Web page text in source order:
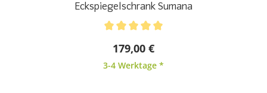
Eckspiegelschrank Sumana
179,00 €
3-4 Werktage *